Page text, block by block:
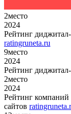
2место
2024
Рейтинг
ratingruneta.ru
9место
2024
Рейтинг
2место
2024
Рейтинг компаний
сайтов